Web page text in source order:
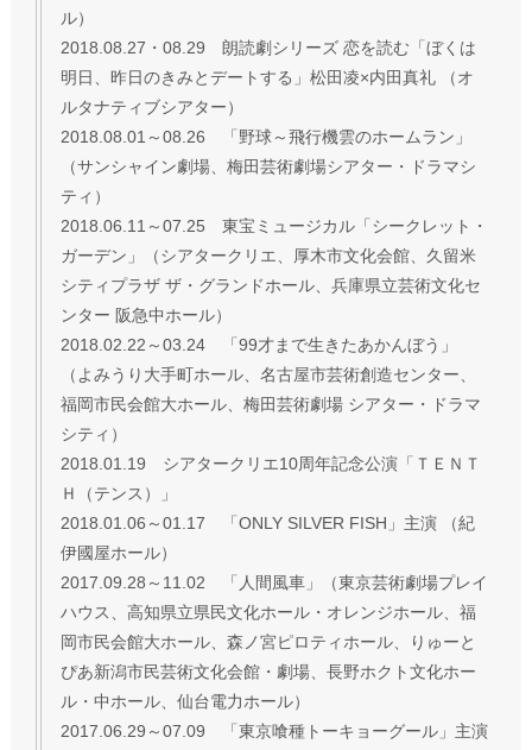
ル）
2018.08.27・08.29 朗読劇シリーズ 恋を読む「ぼくは
明日、昨日のきみとデートする」松田凌×内田真礼 （オ
ルタナティブシアター）
2018.08.01～08.26 「野球～飛行機雲のホームラン」
（サンシャイン劇場、梅田芸術劇場シアター・ドラマシ
ティ）
2018.06.11～07.25 東宝ミュージカル「シークレット・
ガーデン」（シアタークリエ、厚木市文化会館、久留米
シティプラザ ザ・グランドホール、兵庫県立芸術文化セ
ンター 阪急中ホール）
2018.02.22～03.24 「99才まで生きたあかんぼう」
（よみうり大手町ホール、名古屋市芸術創造センター、
福岡市民会館大ホール、梅田芸術劇場 シアター・ドラマ
シティ）
2018.01.19 シアタークリエ10周年記念公演「ＴＥＮＴ
Ｈ（テンス）」
2018.01.06～01.17 「ONLY SILVER FISH」主演 （紀
伊國屋ホール）
2017.09.28～11.02 「人間風車」（東京芸術劇場プレイ
ハウス、高知県立県民文化ホール・オレンジホール、福
岡市民会館大ホール、森ノ宮ピロティホール、りゅーと
ぴあ新潟市民芸術文化会館・劇場、長野ホクト文化ホー
ル・中ホール、仙台電力ホール）
2017.06.29～07.09 「東京喰種トーキョーグール」主演